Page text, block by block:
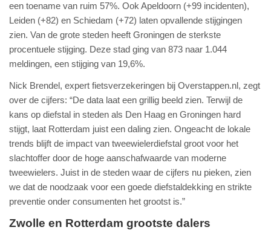
een toename van ruim 57%. Ook Apeldoorn (+99 incidenten),
Leiden (+82) en Schiedam (+72) laten opvallende stijgingen
zien. Van de grote steden heeft Groningen de sterkste
procentuele stijging. Deze stad ging van 873 naar 1.044
meldingen, een stijging van 19,6%.
Nick Brendel, expert fietsverzekeringen bij Overstappen.nl, zegt
over de cijfers: “De data laat een grillig beeld zien. Terwijl de
kans op diefstal in steden als Den Haag en Groningen hard
stijgt, laat Rotterdam juist een daling zien. Ongeacht de lokale
trends blijft de impact van tweewielerdiefstal groot voor het
slachtoffer door de hoge aanschafwaarde van moderne
tweewielers. Juist in de steden waar de cijfers nu pieken, zien
we dat de noodzaak voor een goede diefstaldekking en strikte
preventie onder consumenten het grootst is.”
Zwolle en Rotterdam grootste dalers